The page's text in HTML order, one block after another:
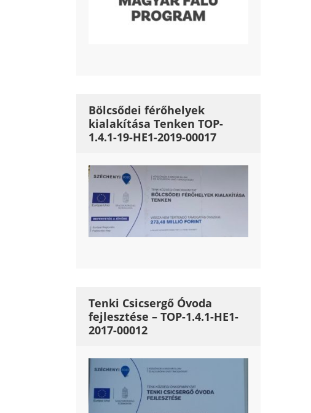
Bölcsődei férőhelyek
kialakítása Tenken TOP-
1.4.1-19-HE1-2019-00017
Tenki Csicsergő Óvoda
fejlesztése – TOP-1.4.1-HE1-
2017-00012